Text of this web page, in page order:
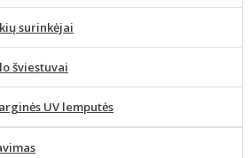
surinkėjai
šviestuvai
UV lemputės